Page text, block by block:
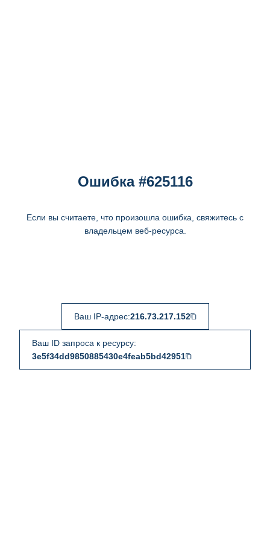
Ошибка #625116
Если вы считаете, что произошла ошибка, свяжитесь с
владельцем веб-ресурса.
Ваш IP-адрес:216.73.217.152
Ваш ID запроса к ресурсу:
3e5f34dd9850885430e4feab5bd42951